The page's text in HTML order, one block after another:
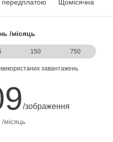
передплатою Щомісячна
/місяць
150 750
завантажень
/зображення
/місяць